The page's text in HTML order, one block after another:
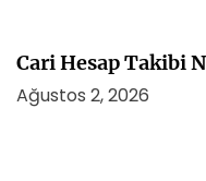
Cari Hesap Takibi
Ağustos 2, 2026